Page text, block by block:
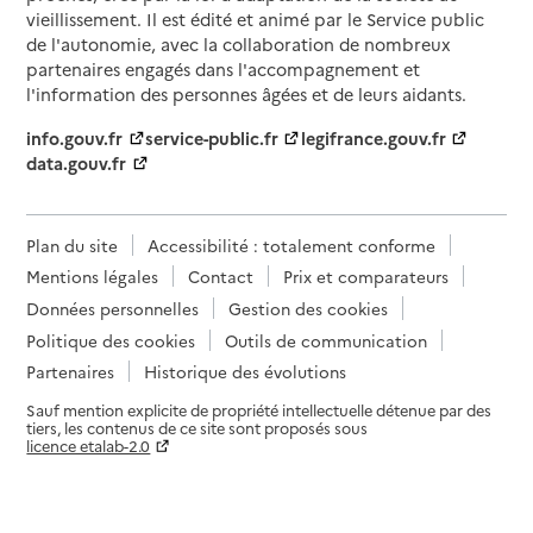
vieillissement. Il est édité et animé par le Service public
de l'autonomie, avec la collaboration de nombreux
partenaires engagés dans l'accompagnement et
l'information des personnes âgées et de leurs aidants.
info.gouv.fr
service-public.fr
legifrance.gouv.fr
data.gouv.fr
Plan du site
Accessibilité : totalement conforme
Mentions légales
Contact
Prix et comparateurs
Données personnelles
Gestion des cookies
Politique des cookies
Outils de communication
Partenaires
Historique des évolutions
Sauf mention explicite de propriété intellectuelle détenue par des
tiers, les contenus de ce site sont proposés sous
licence etalab-2.0